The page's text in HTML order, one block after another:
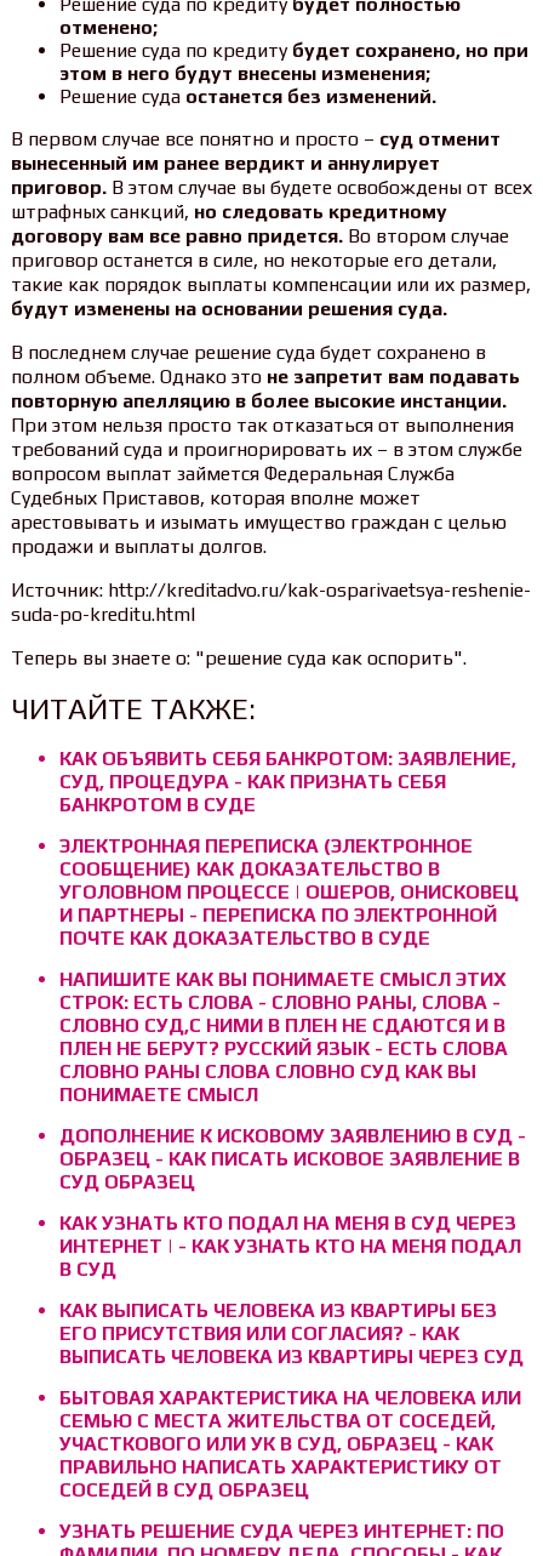
отменено;
Решение суда по кредиту будет сохранено, но при
этом в него будут внесены изменения;
Решение суда останется без изменений.
В первом случае все понятно и просто – суд отменит
вынесенный им ранее вердикт и аннулирует
приговор.В этом случае вы будете освобождены от всех
штрафных санкций, но следовать кредитному
договору вам все равно придется.Во втором случае
приговор останется в силе, но некоторые его детали,
такие как порядок выплаты компенсации или их размер,
будут изменены на основании решения суда.
В последнем случае решение суда будет сохранено в
полном объеме. Однако это не запретит вам подавать
повторную апелляцию в более высокие инстанции.
При этом нельзя просто так отказаться от выполнения
требований суда и проигнорировать их – в этом службе
вопросом выплат займется Федеральная Служба
Судебных Приставов, которая вполне может
арестовывать и изымать имущество граждан с целью
продажи и выплаты долгов.
Источник: http://kreditadvo.ru/kak-osparivaetsya-reshenie-
suda-po-kreditu.html
Теперь вы знаете о: "решение суда как оспорить".
ЧИТАЙТЕ ТАКЖЕ:
КАК ОБЪЯВИТЬ СЕБЯ БАНКРОТОМ: ЗАЯВЛЕНИЕ,
СУД, ПРОЦЕДУРА - КАК ПРИЗНАТЬ СЕБЯ
БАНКРОТОМ В СУДЕ
ЭЛЕКТРОННАЯ ПЕРЕПИСКА (ЭЛЕКТРОННОЕ
СООБЩЕНИЕ) КАК ДОКАЗАТЕЛЬСТВО В
УГОЛОВНОМ ПРОЦЕССЕ | ОШЕРОВ, ОНИСКОВЕЦ
И ПАРТНЕРЫ - ПЕРЕПИСКА ПО ЭЛЕКТРОННОЙ
ПОЧТЕ КАК ДОКАЗАТЕЛЬСТВО В СУДЕ
НАПИШИТЕ КАК ВЫ ПОНИМАЕТЕ СМЫСЛ ЭТИХ
СТРОК: ЕСТЬ СЛОВА - СЛОВНО РАНЫ, СЛОВА -
СЛОВНО СУД,С НИМИ В ПЛЕН НЕ СДАЮТСЯ И В
ПЛЕН НЕ БЕРУТ? РУССКИЙ ЯЗЫК - ЕСТЬ СЛОВА
СЛОВНО РАНЫ СЛОВА СЛОВНО СУД КАК ВЫ
ПОНИМАЕТЕ СМЫСЛ
ДОПОЛНЕНИЕ К ИСКОВОМУ ЗАЯВЛЕНИЮ В СУД -
ОБРАЗЕЦ - КАК ПИСАТЬ ИСКОВОЕ ЗАЯВЛЕНИЕ В
СУД ОБРАЗЕЦ
КАК УЗНАТЬ КТО ПОДАЛ НА МЕНЯ В СУД ЧЕРЕЗ
ИНТЕРНЕТ | - КАК УЗНАТЬ КТО НА МЕНЯ ПОДАЛ
В СУД
КАК ВЫПИСАТЬ ЧЕЛОВЕКА ИЗ КВАРТИРЫ БЕЗ
ЕГО ПРИСУТСТВИЯ ИЛИ СОГЛАСИЯ? - КАК
ВЫПИСАТЬ ЧЕЛОВЕКА ИЗ КВАРТИРЫ ЧЕРЕЗ СУД
БЫТОВАЯ ХАРАКТЕРИСТИКА НА ЧЕЛОВЕКА ИЛИ
СЕМЬЮ С МЕСТА ЖИТЕЛЬСТВА ОТ СОСЕДЕЙ,
УЧАСТКОВОГО ИЛИ УК В СУД, ОБРАЗЕЦ - КАК
ПРАВИЛЬНО НАПИСАТЬ ХАРАКТЕРИСТИКУ ОТ
СОСЕДЕЙ В СУД ОБРАЗЕЦ
УЗНАТЬ РЕШЕНИЕ СУДА ЧЕРЕЗ ИНТЕРНЕТ: ПО